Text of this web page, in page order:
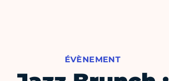
ÉVÈNEMENT